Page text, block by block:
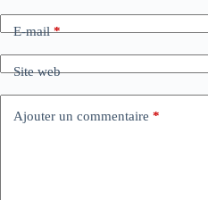
E-mail*
Site web
Ajouter un commentaire *